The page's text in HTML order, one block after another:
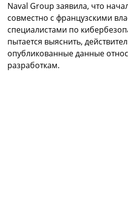
Naval Group заявила, что
совместно с французскими
специалистами по
пытается выяснить,
опубликованные данные
разработкам.